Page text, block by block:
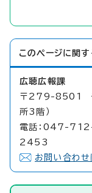
このページに関す
広聴広報課
〒279-8501 千
所3階）
電話：047-
2453
お問い合わせ